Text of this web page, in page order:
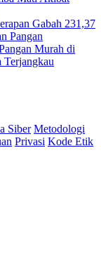
Gabah 231,37
Pangan
Murah di
Terjangkau
Siber Metodologi
Privasi Kode Etik